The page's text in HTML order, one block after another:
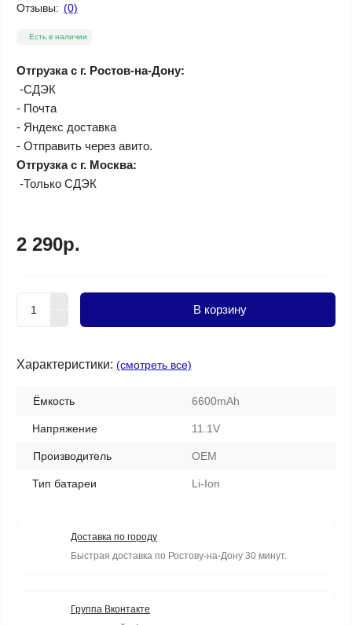
Отзывы: (0)
Есть в наличии
Отгрузка с г. Ростов-на-Дону:
-СДЭК
- Почта
- Яндекс доставка
- Отправить через авито.
Отгрузка с г. Москва:
-Только СДЭК
2 290р.
В корзину
Характеристики: (смотреть все)
Ёмкость 6600mAh
Напряжение 11.1V
Производитель OEM
Тип батареи Li-Ion
Доставка по городу
Быстрая доставка по Ростову-на-Дону 30 минут.
Группа Вконтакте